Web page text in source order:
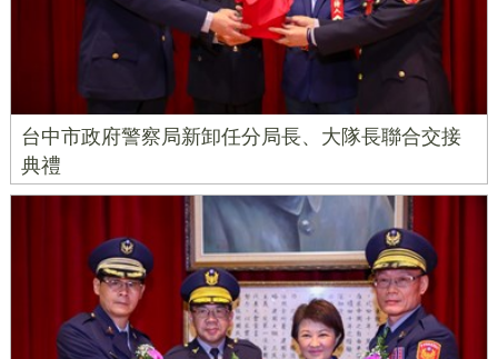
台中市政府警察局新卸任分局長、大隊長聯合交接
典禮